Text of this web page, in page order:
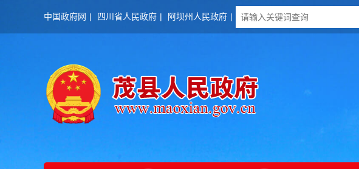
中国政府网 | 四川省人民政府 | 阿坝州人民政府 |